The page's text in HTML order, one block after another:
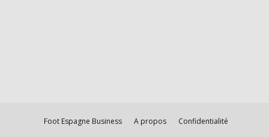
Foot Espagne Business A propos
Confidentialité